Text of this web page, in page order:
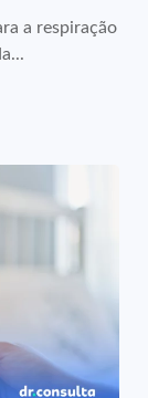
a respiração